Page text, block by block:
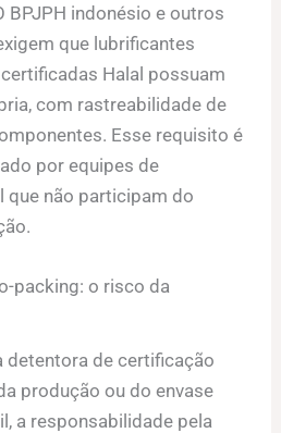
BPJPH indonésio e outros
que lubrificantes
Halal possuam
com rastreabilidade de
Esse requisito é
por equipes de
que não participam do
packing: o risco da
detentora de certificação
produção ou do envase
a responsabilidade pela